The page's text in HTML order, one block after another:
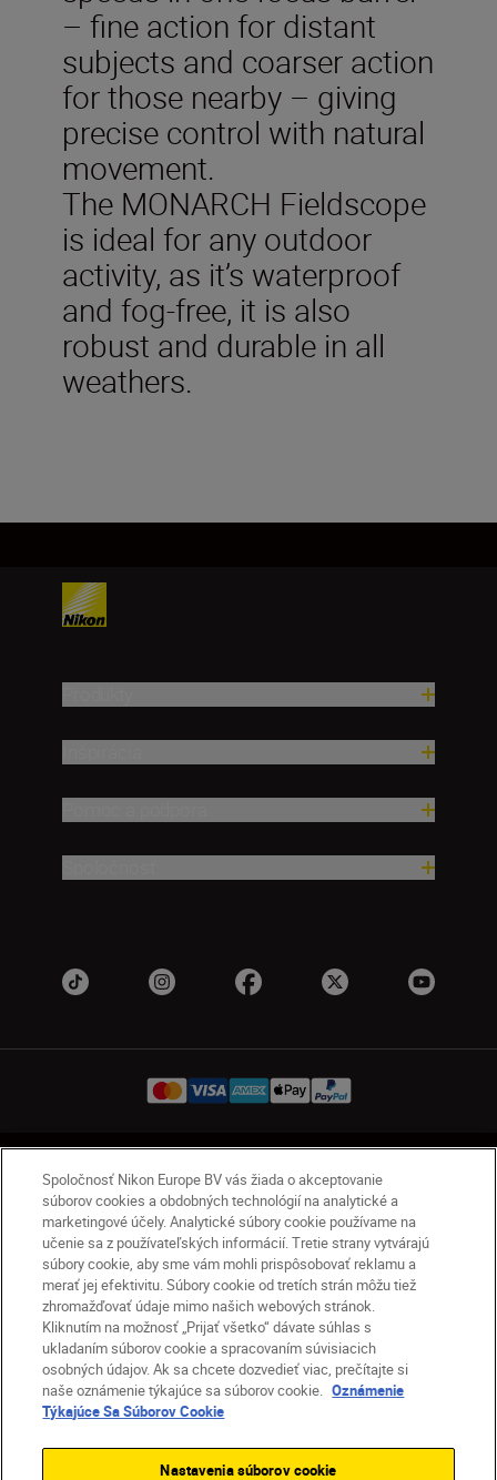
– fine action for distant
subjects and coarser action
for those nearby – giving
precise control with natural
movement.
The MONARCH Fieldscope
is ideal for any outdoor
activity, as it’s waterproof
and fog-free, it is also
robust and durable in all
weathers.
SK Nikon Sites
Kontakt
Oznámenie o ochrane osobných údajov
Podmienky používania
Nikon Store – zmluvné podmienky
Oznámenie týkajúce sa súborov cookie
Prístupnosť
Nastavenia súborov cookie
© 2026 Nikon
Spoločnosť Nikon Europe BV vás žiada o akceptovanie
súborov cookies a obdobných technológií na analytické a
marketingové účely. Analytické súbory cookie používame na
učenie sa z používateľských informácií. Tretie strany vytvárajú
súbory cookie, aby sme vám mohli prispôsobovať reklamu a
merať jej efektivitu. Súbory cookie od tretích strán môžu tiež
zhromažďovať údaje mimo našich webových stránok.
Kliknutím na možnosť „Prijať všetko“ dávate súhlas s
ukladaním súborov cookie a spracovaním súvisiacich
osobných údajov. Ak sa chcete dozvedieť viac, prečítajte si
naše oznámenie týkajúce sa súborov cookie. Oznámenie
Týkajúce Sa Súborov Cookie
Nastavenia súborov cookie